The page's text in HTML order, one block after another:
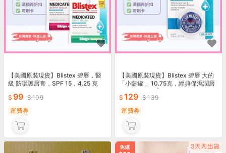
【美國原裝現貨】Blistex 碧唇，醫
級 防曬護唇膏，SPF 15，4.25 克
99
109
運費券
【美國原裝現貨】Blistex 碧唇 大的
「小藍罐 」10.75克，經典保濕潤唇
129
139
運費券